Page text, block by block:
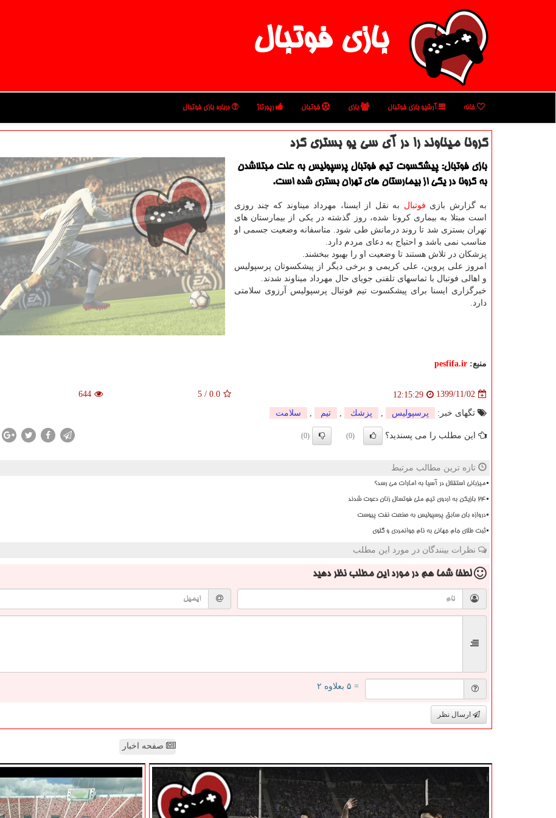
بازی فوتبال
خانه آرشیو بازی فوتبال بازی فوتبال رپورتاژ درباره بازی فوتبال
كرونا میناوند را در آی سی یو بستری كرد
بازی فوتبال: پیشکسوت تیم فوتبال پرسپولیس به علت مبتلاشدن
به کرونا در یکی از بیمارستان های تهران بستری شده است.
به گزارش بازی فوتبال به نقل از ایسنا، مهرداد میناوند که چند روزی
است مبتلا به بیماری کرونا شده، روز گذشته در یکی از بیمارستان های
تهران بستری شد تا روند درمانش طی شود. متاسفانه وضعیت جسمی او
مناسب نمی باشد و احتیاج به دعای مردم دارد.
پزشکان در تلاش هستند تا وضعیت او را بهبود ببخشند.
امروز علی پروین، علی کریمی و برخی دیگر از پیشکسوتان پرسپولیس
و اهالی فوتبال با تماسهای تلفنی جویای حال مهرداد میناوند شدند.
خبرگزاری ایسنا برای پیشکسوت تیم فوتبال پرسپولیس آرزوی سلامتی
دارد.
منبع: pesfifa.ir
1399/11/02
12:15:29
0.0
/
5
644
تگهای خبر: پرسپولیس پزشك تیم سلامت
این مطلب را می پسندید؟ (0)
(0)
تازه ترین مطالب مرتبط
میزبانی استقلال در آسیا به امارات می رسد؟
۲۴ بازیکن به اردوی تیم ملی فوتسال زنان دعوت شدند
دروازه بان سابق پرسپولیس به صنعت نفت پیوست
ثبت طلای جام جهانی به نام جوانمردی و گلوی
نظرات بینندگان در مورد این مطلب
لطفا شما همدر مورد این مطلب نظر دهید
= ۵ بعلاوه ۲
ارسال نظر
صفحه اخبار